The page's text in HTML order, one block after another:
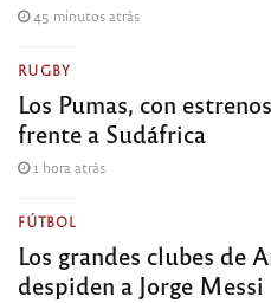
45 minutos atrás
RUGBY
Los Pumas, con
frente a Sudáfrica
1 hora atrás
FÚTBOL
Los grandes clubes de
despiden a Jorge Messi